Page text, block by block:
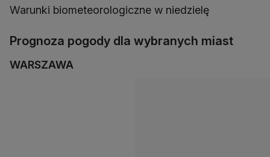
Warunki biometeorologiczne w niedzielę
Prognoza pogody dla wybranych miast
WARSZAWA